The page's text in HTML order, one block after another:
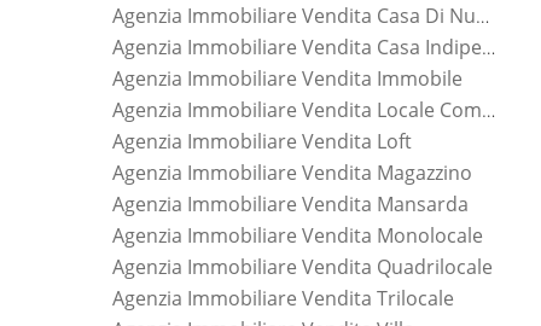
Agenzia Immobiliare Vendita Casa Di Nuova Costruzione
Agenzia Immobiliare Vendita Casa Indipendente
Agenzia Immobiliare Vendita Immobile
Agenzia Immobiliare Vendita Locale Commerciale
Agenzia Immobiliare Vendita Loft
Agenzia Immobiliare Vendita Magazzino
Agenzia Immobiliare Vendita Mansarda
Agenzia Immobiliare Vendita Monolocale
Agenzia Immobiliare Vendita Quadrilocale
Agenzia Immobiliare Vendita Trilocale